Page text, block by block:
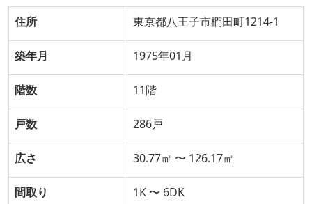
住所 東京都八王子市椚田町1214-1
築年月 1975年01月
階数 11階
戸数 286戸
広さ 30.77㎡ 〜 126.17㎡
間取り 1K 〜 6DK